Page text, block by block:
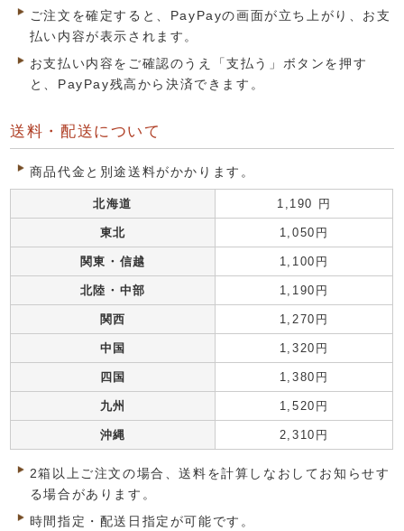
ご注文を確定すると、PayPayの画面が立ち上がり、お支
払い内容が表示されます。
お支払い内容をご確認のうえ「支払う」ボタンを押す
と、PayPay残高から決済できます。
送料・配送について
商品代金と別途送料がかかります。
北海道 1,190 円
東北 1,050円
関東・信越 1,100円
北陸・中部 1,190円
関西 1,270円
中国 1,320円
四国 1,380円
九州 1,520円
沖縄 2,310円
2箱以上ご注文の場合、送料を計算しなおしてお知らせす
る場合があります。
時間指定・配送日指定が可能です。